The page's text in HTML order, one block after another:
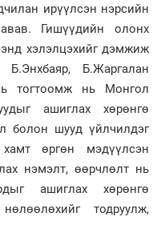
ирүүлсэн нэрсийн
Гишүүдийн олонх
хэлэлцэхийг дэмжиж
Б.Энхбаяр, Б.Жаргалан
тогтоомж нь Монгол
ашиглах хөрөнгө
болон шууд үйлчилдэг
өргөн мэдүүлсэн
нэмэлт, өөрчлөлт нь
ашиглах хөрөнгө
тодруулж,